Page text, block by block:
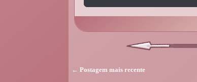
← Postagem mais recente